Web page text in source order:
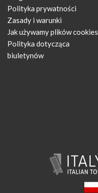
Polityka prywatności
Zasady i warunki
Jak używamy plików cookies
Polityka dotycząca
biuletynów